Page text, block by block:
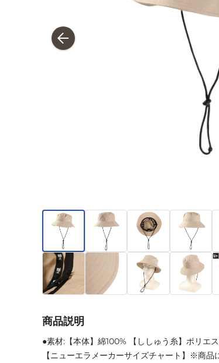
商品説明
●素材:【本体】綿100% 【ししゅう糸】ポリエ
【ニューエラメーカーサイズチャート】※商